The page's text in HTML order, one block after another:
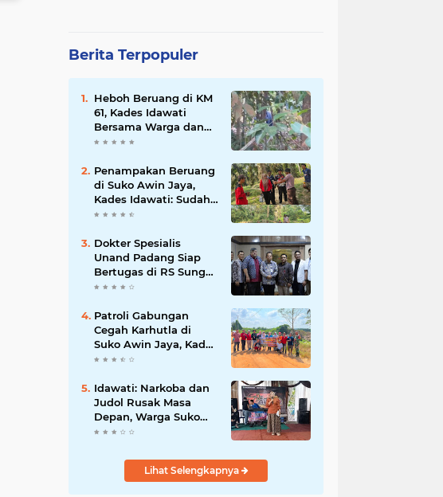
Berita Terpopuler
Heboh Beruang di KM
61, Kades Idawati
Bersama Warga dan
BPD Turun Langsung
Penampakan Beruang
di Suko Awin Jaya,
Kades Idawati: Sudah
Lapor BKSDA Jambi
Dokter Spesialis
Unand Padang Siap
Bertugas di RS Sungai
Bahar, Bupati BBS
Patroli Gabungan
Cegah Karhutla di
Suko Awin Jaya, Kades
Idawati Gandeng PT
Idawati: Narkoba dan
Judol Rusak Masa
Depan, Warga Suko
Awin Jaya Diminta
Lihat Selengkapnya